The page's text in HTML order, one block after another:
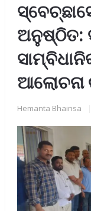
ଅନୁଷ୍ଠିତ:
ଆଲୋଚନା
Hemanta Bhainsa